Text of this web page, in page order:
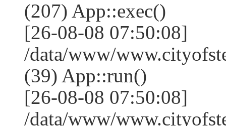
(207) App::exec()
[26-08-08 07:50:08]
/data/www/
(39) App::run()
[26-08-08 07:50:08]
/data/www/